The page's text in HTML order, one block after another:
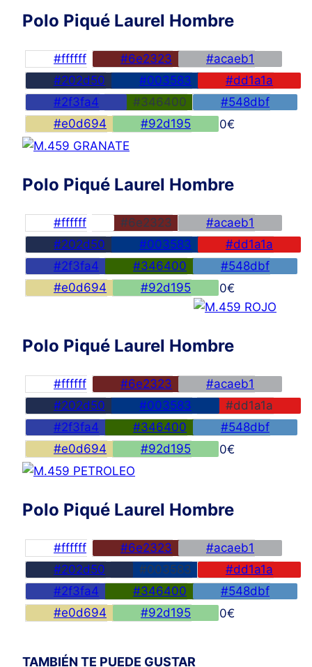
Polo Piqué Laurel Hombre
#ffffff #6e2323
#acaeb1
#202d50
#003583
#dd1a1a
#2f3fa4
#346400
#548dbf
#e0d694
#92d195 45,00€
Polo Piqué Laurel Hombre
#ffffff #6e2323
#acaeb1
#202d50
#003583
#dd1a1a
#2f3fa4
#346400
#548dbf
#e0d694
#92d195 45,00€
Polo Piqué Laurel Hombre
#ffffff #6e2323
#acaeb1
#202d50
#003583
#dd1a1a
#2f3fa4
#346400
#548dbf
#e0d694
#92d195 45,00€
Polo Piqué Laurel Hombre
#ffffff #6e2323
#acaeb1
#202d50
#003583
#dd1a1a
#2f3fa4
#346400
#548dbf
#e0d694
#92d195 45,00€
TAMBIÉN TE PUEDE GUSTAR